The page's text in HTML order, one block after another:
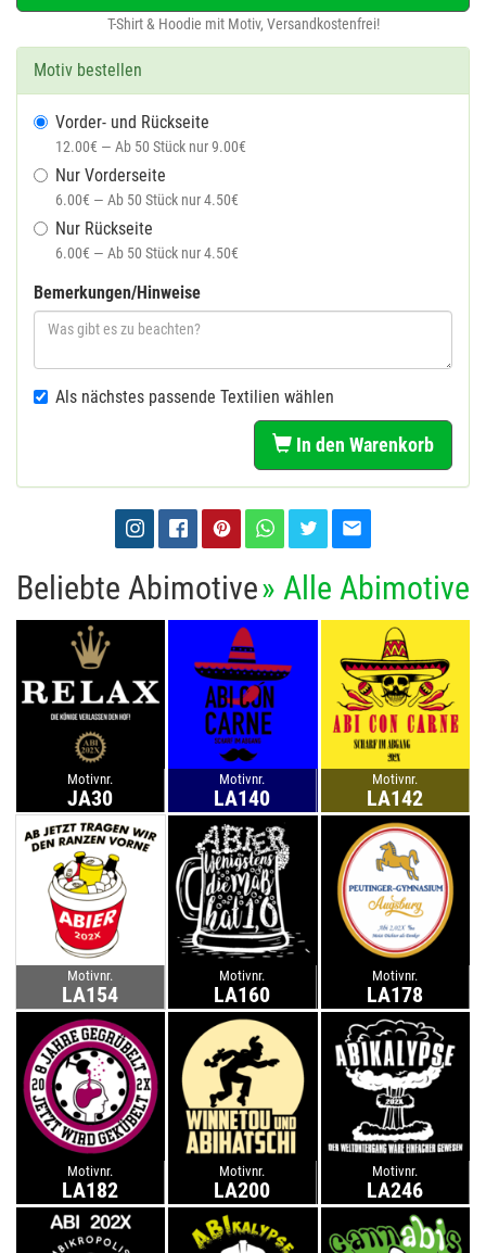
T-Shirt & Hoodie mit Motiv, Versandkostenfrei!
Motiv bestellen
Vorder- und Rückseite
12.00€ — Ab 50 Stück nur 9.00€
Nur Vorderseite
6.00€ — Ab 50 Stück nur 4.50€
Nur Rückseite
6.00€ — Ab 50 Stück nur 4.50€
Bemerkungen/Hinweise
Als nächstes passende Textilien wählen
In den Warenkorb
Beliebte Abimotive» Alle Abimotive
Motivnr.
JA30
Motivnr.
LA140
Motivnr.
LA142
Motivnr.
LA154
Motivnr.
LA160
Motivnr.
LA178
Motivnr.
LA182
Motivnr.
LA200
Motivnr.
LA246